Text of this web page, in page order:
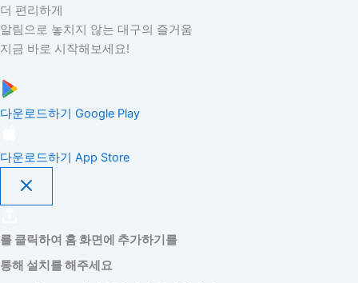
더 편리하게
알림으로 놓치지 않는 대구의 즐거움
지금 바로 시작해보세요!
다운로드하기 Google Play
다운로드하기 App Store
를 클릭하여 홈 화면에 추가하기를
통해 설치를 해주세요